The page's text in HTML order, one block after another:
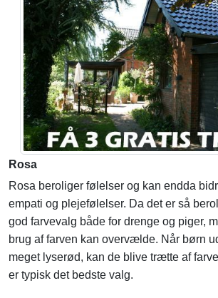
Rosa
Rosa beroliger følelser og kan endda
empati og plejefølelser. Da det er så
god farvevalg både for drenge og piger,
brug af farven kan overvælde. Når børn
meget lyserød, kan de blive trætte af
er typisk det bedste valg.